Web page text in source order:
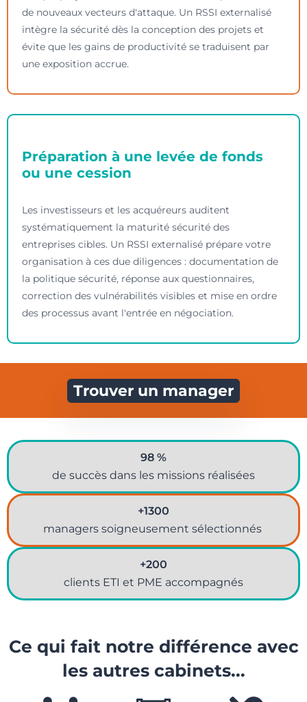
de nouveaux vecteurs d'attaque. Un RSSI externalisé
intègre la sécurité dès la conception des projets et
évite que les gains de productivité se traduisent par
une exposition accrue.
Préparation à une levée de fonds
ou une cession
Les investisseurs et les acquéreurs auditent
systématiquement la maturité sécurité des
entreprises cibles. Un RSSI externalisé prépare votre
organisation à ces due diligences : documentation de
la politique sécurité, réponse aux questionnaires,
correction des vulnérabilités visibles et mise en ordre
des processus avant l'entrée en négociation.
Trouver un manager
98 %
de succès dans les missions réalisées
+1300
managers soigneusement sélectionnés
+200
clients ETI et PME accompagnés
Ce qui fait notre différence avec
les autres cabinets...